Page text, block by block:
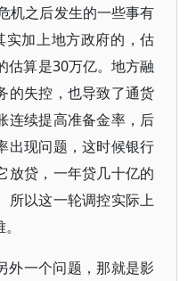
机之后发生的一些事有
实加上地方政府的，估
估算是30万亿。地方融
的失控，也导致了通货
连续提高准备金率，后
出现问题，这时候银行
放贷，一年贷几十亿的
所以这一轮调控实际上
外一个问题，那就是影